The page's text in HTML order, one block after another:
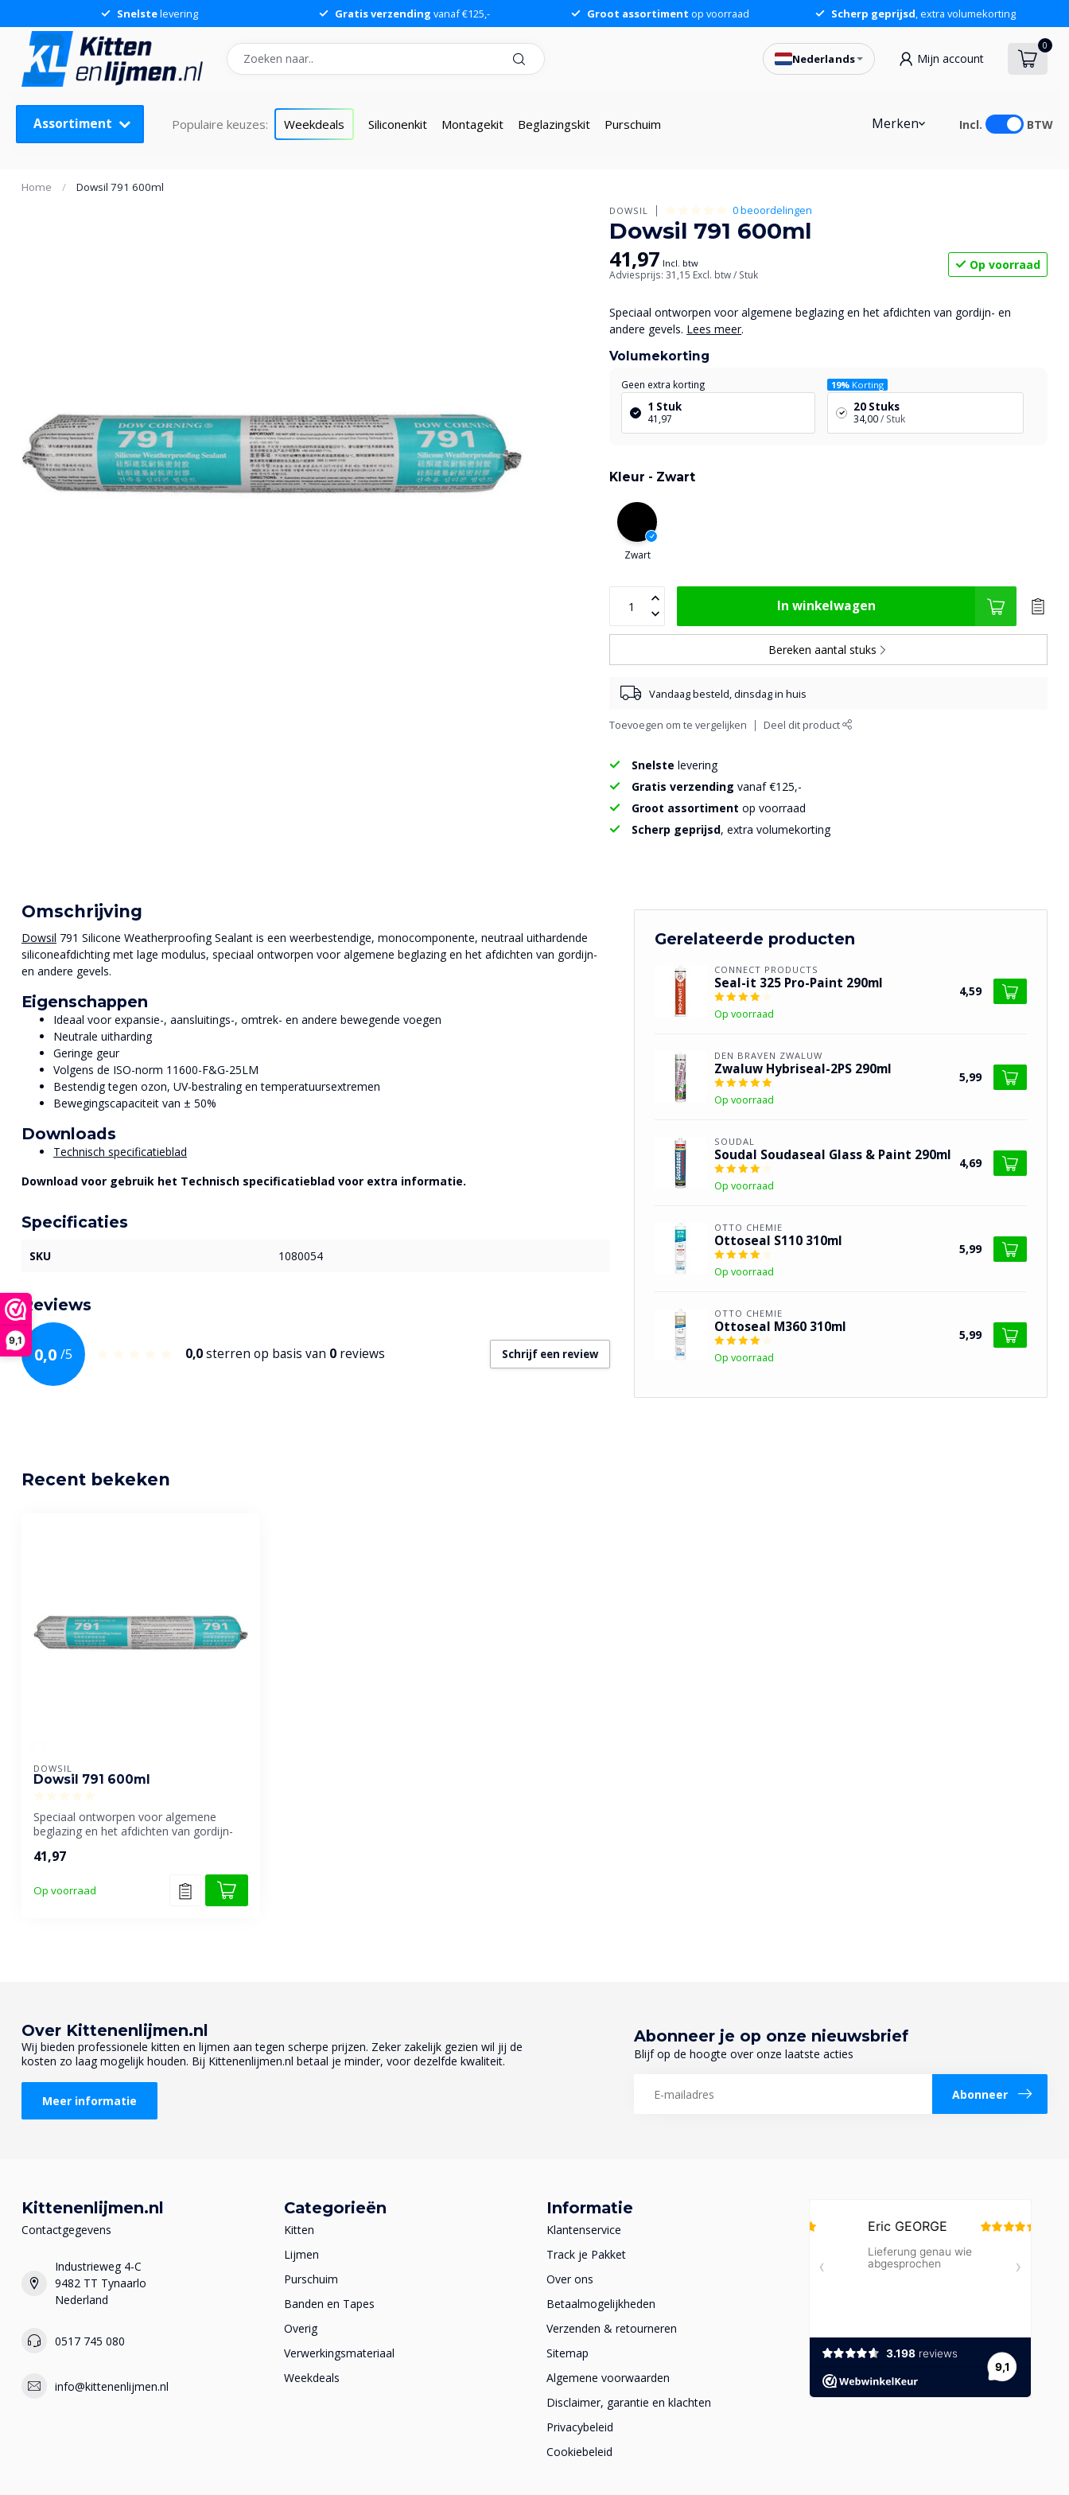
9,1
Snelstelevering Gratis verzending vanaf €125,- Groot assortiment op voorraad Scherp geprijsd, extra volumekorting
Nederlands Mijn account
0
Assortiment Populaire keuzes: Weekdeals Siliconenkit Montagekit Beglazingskit Purschuim Merken Incl. BTW
Home / Dowsil 791 600ml
DOWSIL 0 beoordelingen
Dowsil 791 600ml
41,97 Incl. btw
Adviesprijs: 31,15 Excl. btw/ Stuk
Op voorraad
Speciaal ontworpen voor algemene beglazing en het afdichten van gordijn- en
andere gevels. Lees meer.
Volumekorting
Geen extra korting
1 Stuk
41,97
19% Korting
20 Stuks
34,00/ Stuk
Kleur - Zwart
Zwart
In winkelwagen
Bereken aantal stuks
Vandaag besteld, dinsdag in huis
Toevoegen om te vergelijken Deel dit product
Snelste levering
Gratis verzending vanaf €125,-
Groot assortiment op voorraad
Scherp geprijsd, extra volumekorting
Omschrijving
Dowsil 791 Silicone Weatherproofing Sealant is een weerbestendige, monocomponente, neutraal uithardende
siliconeafdichting met lage modulus, speciaal ontworpen voor algemene beglazing en het afdichten van gordijn-
en andere gevels.
Eigenschappen
Ideaal voor expansie-, aansluitings-, omtrek- en andere bewegende voegen
Neutrale uitharding
Geringe geur
Volgens de ISO-norm 11600-F&G-25LM
Bestendig tegen ozon, UV-bestraling en temperatuursextremen
Bewegingscapaciteit van ± 50%
Downloads
Technisch specificatieblad
Download voor gebruik het Technisch specificatieblad voor extra informatie.
Specificaties
SKU 1080054
Reviews
0,0 /5 0,0sterren op basis van 0 reviews Schrijf een review
Gerelateerde producten
CONNECT PRODUCTS
Seal-it 325 Pro-Paint 290ml
Op voorraad
4,59
DEN BRAVEN ZWALUW
Zwaluw Hybriseal-2PS 290ml
Op voorraad
5,99
SOUDAL
Soudal Soudaseal Glass & Paint 290ml
Op voorraad
4,69
OTTO CHEMIE
Ottoseal S110 310ml
Op voorraad
5,99
OTTO CHEMIE
Ottoseal M360 310ml
Op voorraad
5,99
Recent bekeken
DOWSIL
Dowsil 791 600ml
Speciaal ontworpen voor algemene
beglazing en het afdichten van gordijn-
41,97
Op voorraad
Over Kittenenlijmen.nl
Wij bieden professionele kitten en lijmen aan tegen scherpe prijzen. Zeker zakelijk gezien wil jij de
kosten zo laag mogelijk houden. Bij Kittenenlijmen.nl betaal je minder, voor dezelfde kwaliteit.
Meer informatie
Abonneer je op onze nieuwsbrief
Blijf op de hoogte over onze laatste acties
Abonneer
Kittenenlijmen.nl
Contactgegevens
Industrieweg 4-C
9482 TT Tynaarlo
Nederland
0517 745 080
info@kittenenlijmen.nl
Categorieën
Kitten
Lijmen
Purschuim
Banden en Tapes
Overig
Verwerkingsmateriaal
Weekdeals
Informatie
Klantenservice
Track je Pakket
Over ons
Betaalmogelijkheden
Verzenden & retourneren
Sitemap
Algemene voorwaarden
Disclaimer, garantie en klachten
Privacybeleid
Cookiebeleid